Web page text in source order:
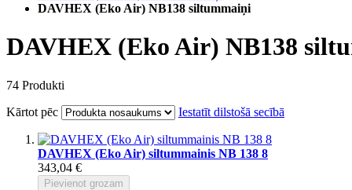
DAVHEX (Eko Air) NB138 siltummaiņi
DAVHEX (Eko Air) NB138
74 Produkti
Kārtot pēc
Iestatīt dilstošā secībā
DAVHEX (Eko Air) siltummainis NB 138 8
343,04 €
Pievienot grozam